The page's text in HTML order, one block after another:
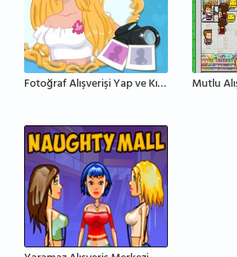
Fotoğraf Alışverişi Yap ve Kızları Giydir Mutlu